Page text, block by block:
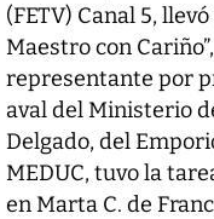
(FETV) Canal 5,
Maestro con
representante por
aval del Ministerio
Delgado, del
MEDUC, tuvo la
en Marta C. de